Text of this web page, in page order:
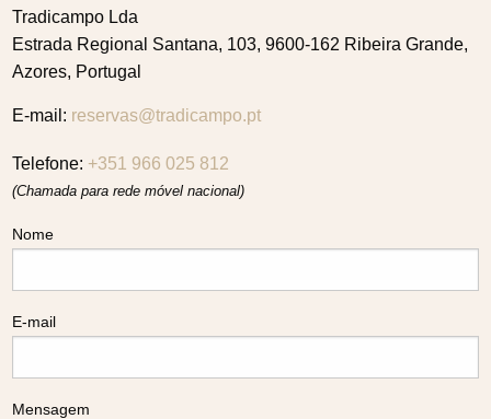
Tradicampo Lda
Estrada Regional Santana, 103, 9600-162 Ribeira Grande,
Azores, Portugal
E-mail: reservas@tradicampo.pt
Telefone: +351 966 025 812
(Chamada para rede móvel nacional)
Nome
E-mail
Mensagem